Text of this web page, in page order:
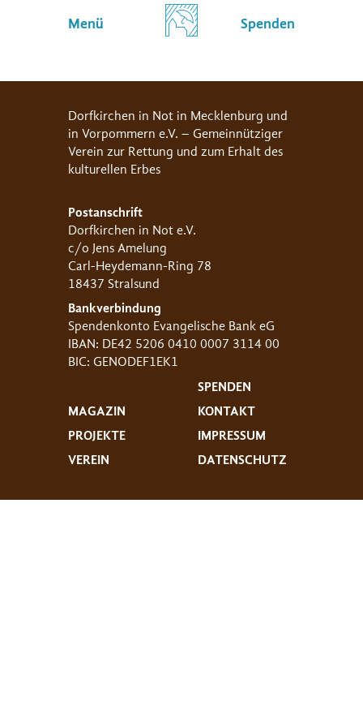
Menü Spenden
Dorfkirchen in Not in Mecklenburg und
in Vorpommern e.V. – Gemeinnütziger
Verein zur Rettung und zum Erhalt des
kulturellen Erbes
Postanschrift
Dorfkirchen in Not e.V.
c/o Jens Amelung
Carl-Heydemann-Ring 78
18437 Stralsund
Bankverbindung
Spendenkonto Evangelische Bank eG
IBAN: DE42 5206 0410 0007 3114 00
BIC: GENODEF1EK1
MAGAZIN
PROJEKTE
VEREIN
SPENDEN
KONTAKT
IMPRESSUM
DATENSCHUTZ